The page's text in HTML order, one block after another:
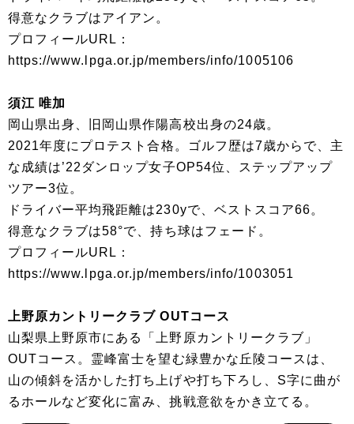
得意なクラブはアイアン。
プロフィールURL：
https://www.lpga.or.jp/members/info/1005106
須江 唯加
岡山県出身、旧岡山県作陽高校出身の24歳。
2021年度にプロテスト合格。ゴルフ歴は7歳からで、主
な成績は’22ダンロップ女子OP54位、ステップアップ
ツアー3位。
ドライバー平均飛距離は230yで、ベストスコア66。
得意なクラブは58°で、持ち球はフェード。
プロフィールURL：
https://www.lpga.or.jp/members/info/1003051
上野原カントリークラブ OUTコース
山梨県上野原市にある「上野原カントリークラブ」
OUTコース。霊峰富士を望む緑豊かな丘陵コースは、
山の傾斜を活かした打ち上げや打ち下ろし、S字に曲が
るホールなど変化に富み、挑戦意欲をかき立てる。